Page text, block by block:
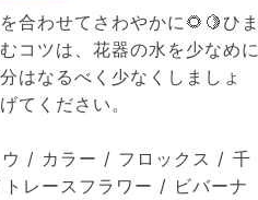
いやすくなる処理）を施し、専用
届けしています。きゅっとまとめ
すが、輸送中の衝撃による折れや
す。
合わせてさわやかに🌻🍋ひま
コツは、花器の水を少なめに
はなるべく少なくしましょ
てください。
/ カラー / フロックス / 千
レースフラワー / ビバーナ